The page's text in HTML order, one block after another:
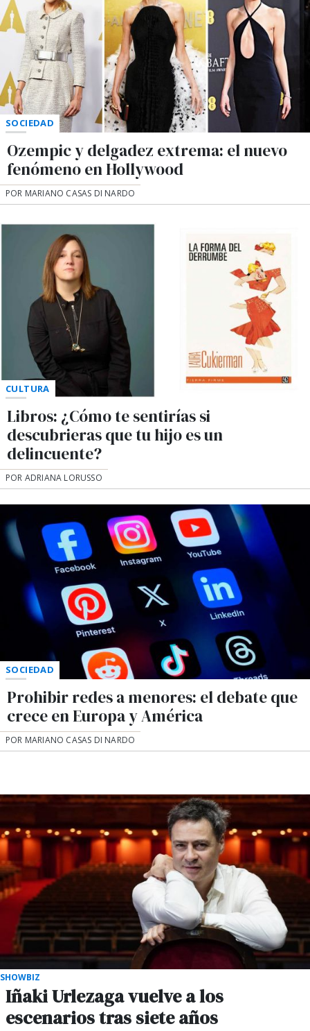
SOCIEDAD
Ozempic y delgadez extrema: el nuevo
fenómeno en Hollywood
POR MARIANO CASAS DI NARDO
CULTURA
Libros: ¿Cómo te sentirías si
descubrieras que tu hijo es un
delincuente?
POR ADRIANA LORUSSO
SOCIEDAD
Prohibir redes a menores: el debate que
crece en Europa y América
POR MARIANO CASAS DI NARDO
SHOWBIZ
Iñaki Urlezaga vuelve a los
escenarios tras siete años